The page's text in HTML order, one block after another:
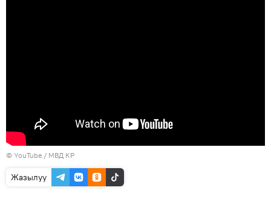
© YouTube / МВД КР
Жазылуу